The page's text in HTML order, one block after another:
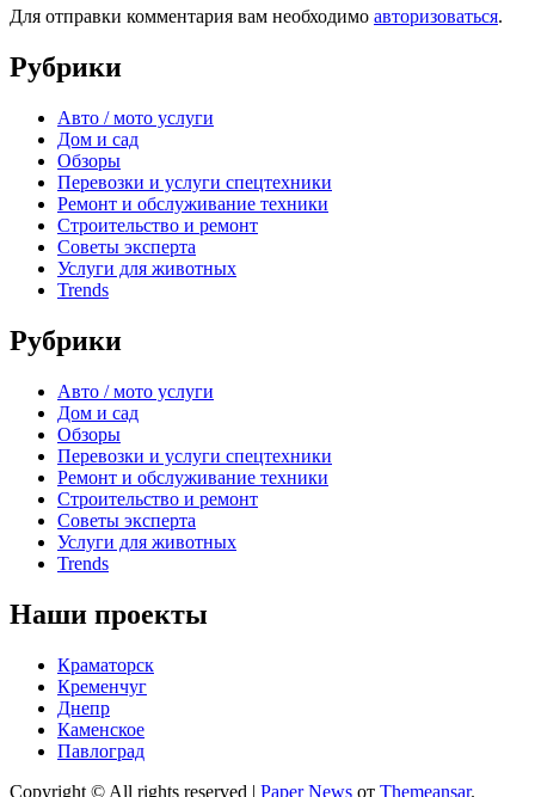
Для отправки комментария вам необходимо авторизоваться.
Рубрики
Авто / мото услуги
Дом и сад
Обзоры
Перевозки и услуги спецтехники
Ремонт и обслуживание техники
Строительство и ремонт
Советы эксперта
Услуги для животных
Trends
Рубрики
Авто / мото услуги
Дом и сад
Обзоры
Перевозки и услуги спецтехники
Ремонт и обслуживание техники
Строительство и ремонт
Советы эксперта
Услуги для животных
Trends
Наши проекты
Краматорск
Кременчуг
Днепр
Каменское
Павлоград
Copyright © All rights reserved | Paper News от Themeansar.